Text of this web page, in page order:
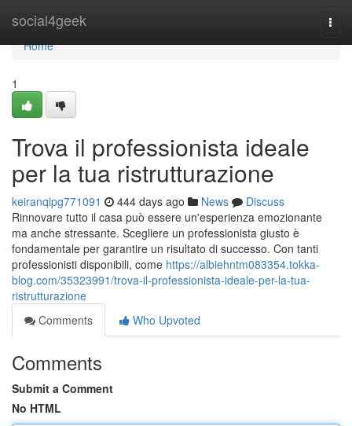
social4geek
Home
Home
1
Trova il professionista ideale
per la tua ristrutturazione
keiranqipg771091 444 days ago News
Discuss
Rinnovare tutto il casa può essere un'esperienza emozionante
ma anche stressante. Scegliere un professionista giusto è
fondamentale per garantire un risultato di successo. Con tanti
professionisti disponibili, come https://albiehntm083354.tokka-
blog.com/35323991/trova-il-professionista-ideale-per-la-tua-
ristrutturazione
Comments
Who Upvoted
Comments
Submit a Comment
No HTML